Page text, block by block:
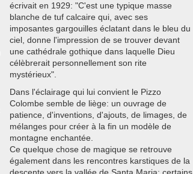
écrivait en 1929: "C'est une typique masse
blanche de tuf calcaire qui, avec ses
imposantes gargouilles éclatant dans le bleu du
ciel, donne l'impression de se trouver devant
une cathédrale gothique dans laquelle Dieu
célèbrerait personnellement son rite
mystérieux".
Dans l'éclairage qui lui convient le Pizzo
Colombe semble de liège: un ouvrage de
patience, d'inventions, d'ajouts, de limages, de
mélanges pour créer à la fin un modèle de
montagne enchantée.
Ce quelque chose de magique se retrouve
également dans les rencontres karstiques de la